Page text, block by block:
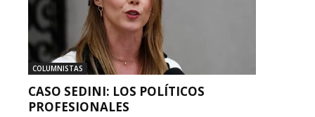
COLUMNISTAS
CASO SEDINI: LOS POLÍTICOS
PROFESIONALES